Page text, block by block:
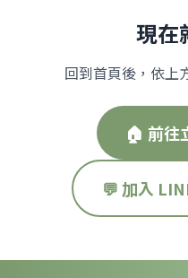
現在
回到首頁後，依上
🏠 前往
💬 加入